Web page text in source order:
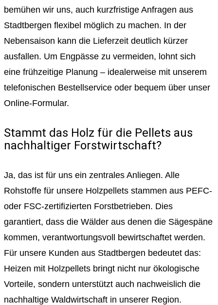
bemühen wir uns, auch kurzfristige Anfragen aus
Stadtbergen flexibel möglich zu machen. In der
Nebensaison kann die Lieferzeit deutlich kürzer
ausfallen. Um Engpässe zu vermeiden, lohnt sich
eine frühzeitige Planung – idealerweise mit unserem
telefonischen Bestellservice oder bequem über unser
Online-Formular.
Stammt das Holz für die Pellets aus
nachhaltiger Forstwirtschaft?
Ja, das ist für uns ein zentrales Anliegen. Alle
Rohstoffe für unsere Holzpellets stammen aus PEFC-
oder FSC-zertifizierten Forstbetrieben. Dies
garantiert, dass die Wälder aus denen die Sägespäne
kommen, verantwortungsvoll bewirtschaftet werden.
Für unsere Kunden aus Stadtbergen bedeutet das:
Heizen mit Holzpellets bringt nicht nur ökologische
Vorteile, sondern unterstützt auch nachweislich die
nachhaltige Waldwirtschaft in unserer Region.